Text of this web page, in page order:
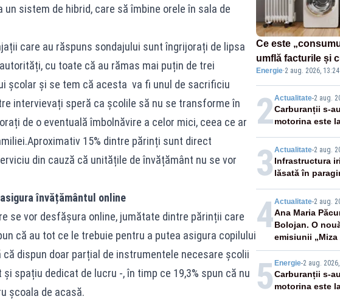
sistem de hibrid, care să îmbine orele în sala de
care au răspuns sondajului sunt îngrijorați de lipsa
cu toate că au rămas mai puțin de trei
școlar și se tem că acesta va fi unul de sacrificiu
intervievați speră ca școlile să nu se transforme în
de o eventuală îmbolnăvire a celor mici, ceea ce ar
15% dintre părinți sunt direct
din cauză că unitățile de învățământ nu se vor
învățământul online
se vor desfășura online, jumătate dintre părinții care
că au tot ce le trebuie pentru a putea asigura copilului
dispun doar parțial de instrumentele necesare școlii
spațiu dedicat de lucru -, în timp ce 19,3% spun că nu
școala de acasă.
Ce este
umflă facturile și
Energie·2 aug. 2026, 13:24
2Actualitate-2 aug.
Carburanții s-
motorina este
3 Actualitate-2 aug.
Infrastructura
lăsată în
4Actualitate-2 aug.
Ana Maria
Bolojan. O
emisiunii „Miza
PLUS
5 Energie-2 aug.
Carburanții s-
motorina este